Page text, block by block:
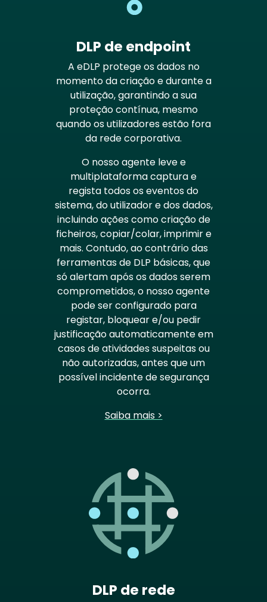
DLP de endpoint
A eDLP protege os dados no
momento da criação e durante a
utilização, garantindo a sua
proteção contínua, mesmo
quando os utilizadores estão fora
da rede corporativa.
O nosso agente leve e
multiplataforma captura e
regista todos os eventos do
sistema, do utilizador e dos dados,
incluindo ações como criação de
ficheiros, copiar/colar, imprimir e
mais. Contudo, ao contrário das
ferramentas de DLP básicas, que
só alertam após os dados serem
comprometidos, o nosso agente
pode ser configurado para
registar, bloquear e/ou pedir
justificação automaticamente em
casos de atividades suspeitas ou
não autorizadas, antes que um
possível incidente de segurança
ocorra.
Saiba mais >
DLP de rede